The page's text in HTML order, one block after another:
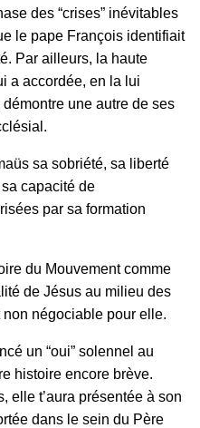
des “crises” inévitables
le pape François identifiait
Par ailleurs, la haute
a accordée, en la lui
une autre de ses
sa sobriété, sa liberté
capacité de
par sa formation
du Mouvement comme
de Jésus au milieu des
négociable pour elle.
un “oui” solennel au
histoire encore brève.
elle t’aura présentée à son
dans le sein du Père